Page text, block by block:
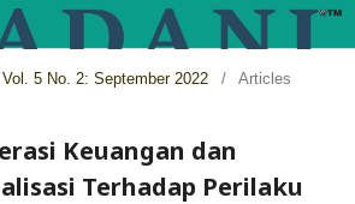
Vol. 5 No. 2: September 2022 / Articles
Keuangan dan
Terhadap Perilaku